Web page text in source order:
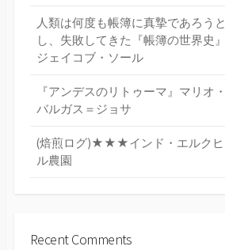
人類は何度も帳簿に真摯であろうと
し、失敗してきた『帳簿の世界史』
ジェイコブ・ソール
『アンデスのリトゥーマ』マリオ・
バルガス＝ジョサ
(焙煎ログ)★★★インド・エルクヒ
ル農園
Recent Comments